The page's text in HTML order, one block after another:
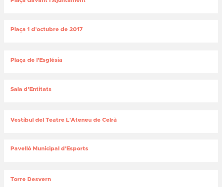
Plaça 1 d'octubre de 2017
Plaça de l'Església
Sala d'Entitats
Vestíbul del Teatre L'Ateneu de Celrà
Pavelló Municipal d'Esports
Torre Desvern